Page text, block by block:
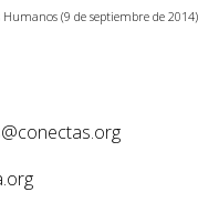
(9 de septiembre de